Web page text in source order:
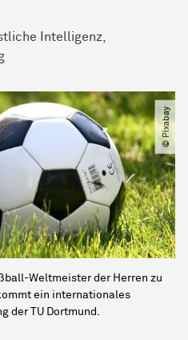
Intelligenz
© Pixabay
Weltmeister der Herren zu
ein internationales
der TU Dortmund.